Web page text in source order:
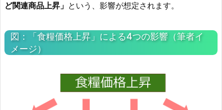
ど関連商品上昇」 という、影響が想定されます。
図：「食糧価格上昇」による4つの影響（筆者イ
メージ）